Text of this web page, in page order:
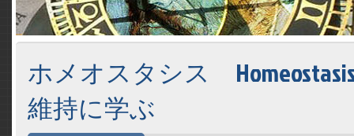
ホメオスタシス
維持に学ぶ